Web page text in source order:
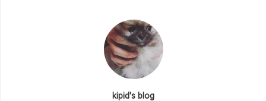
kipid's blog